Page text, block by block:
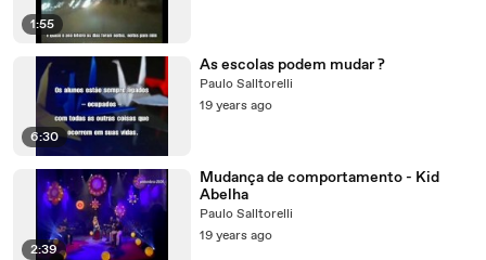
1:55
6:30
As escolas podem mudar ?
Paulo Salltorelli
19 years ago
2:39
Mudança de comportamento - Kid
Abelha
Paulo Salltorelli
19 years ago